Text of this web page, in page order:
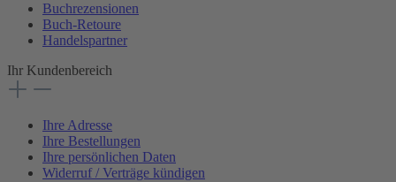
Buchrezensionen
Buch-Retoure
Handelspartner
Ihr Kundenbereich
Ihre Adresse
Ihre Bestellungen
Ihre persönlichen Daten
Widerruf / Verträge kündigen